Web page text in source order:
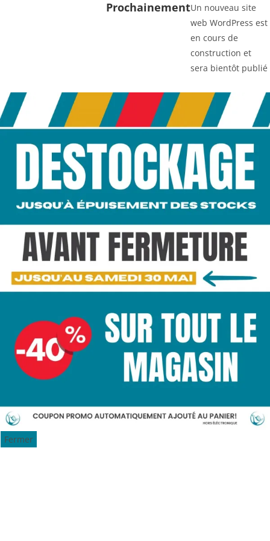
ProchainementUn nouveau site
web WordPress est
en cours de
construction et
sera bientôt publié
Fermer